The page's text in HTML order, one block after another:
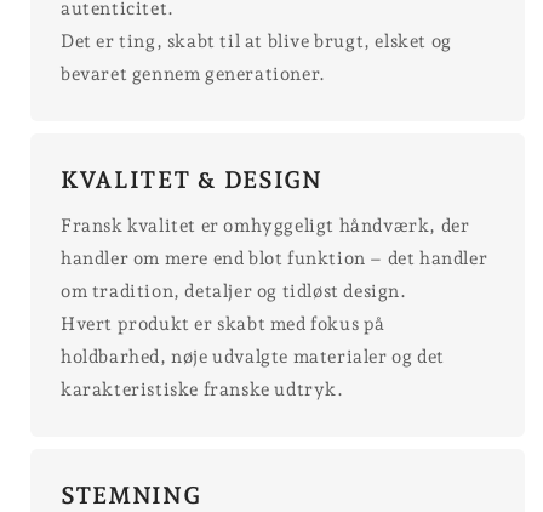
autenticitet.
Det er ting, skabt til at blive brugt, elsket og
bevaret gennem generationer.
KVALITET & DESIGN
Fransk kvalitet er omhyggeligt håndværk, der
handler om mere end blot funktion – det handler
om tradition, detaljer og tidløst design.
Hvert produkt er skabt med fokus på
holdbarhed, nøje udvalgte materialer og det
karakteristiske franske udtryk.
STEMNING